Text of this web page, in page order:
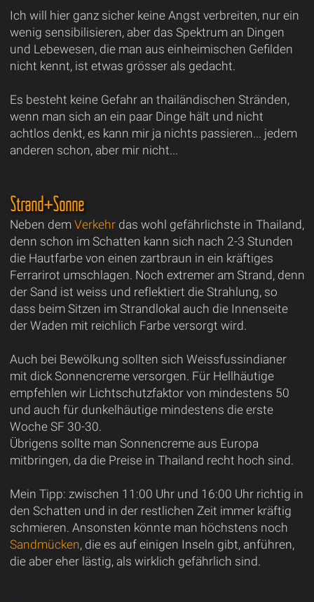
Ich will hier ganz sicher keine Angst verbreiten, nur ein
wenig sensibilisieren, aber das Spektrum an Dingen
und Lebewesen, die man aus einheimischen Gefilden
nicht kennt, ist etwas grösser als gedacht.
Es besteht keine Gefahr an thailändischen Stränden,
wenn man sich an ein paar Dinge hält und nicht
achtlos denkt, es kann mir ja nichts passieren... jedem
anderen schon, aber mir nicht...
Strand+Sonne
Neben dem Verkehrdas wohl gefährlichste in Thailand,
denn schon im Schatten kann sich nach 2-3 Stunden
die Hautfarbe von einen zartbraun in ein kräftiges
Ferrarirot umschlagen. Noch extremer am Strand, denn
der Sand ist weiss und reflektiert die Strahlung, so
dass beim Sitzen im Strandlokal auch die Innenseite
der Waden mit reichlich Farbe versorgt wird.
Auch bei Bewölkung sollten sich Weissfussindianer
mit dick Sonnencreme versorgen. Für Hellhäutige
empfehlen wir Lichtschutzfaktor von mindestens 50
und auch für dunkelhäutige mindestens die erste
Woche SF 30-30.
Übrigens sollte man Sonnencreme aus Europa
mitbringen, da die Preise in Thailand recht hoch sind.
Mein Tipp: zwischen 11:00 Uhr und 16:00 Uhr richtig in
den Schatten und in der restlichen Zeit immer kräftig
schmieren. Ansonsten könnte man höchstens noch
Sandmücken, die es auf einigen Inseln gibt, anführen,
die aber eher lästig, als wirklich gefährlich sind.